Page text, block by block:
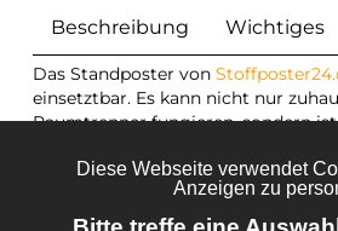
Beschreibung Wichtiges
Das Standposter von
einsetztbar. Es kann nicht nur
Raumtrenner fungieren, sondern
Akustikstoff zur Schalldämmung
blickdichtem Stoff auch
alles möglich. Auch hier bist du